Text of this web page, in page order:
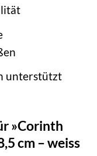
unterstützt
»Corinth
cm – weiss